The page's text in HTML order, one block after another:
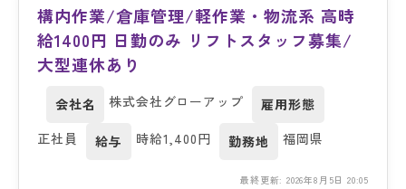
構内作業/倉庫管理/軽作業・物流系 高時
給1400円 日勤のみ リフトスタッフ募集/
大型連休あり
会社名 株式会社グローアップ
雇用形態
正社員
給与 時給1,400円 勤務地 福岡県
最終更新: 2026年8月5日 20:05